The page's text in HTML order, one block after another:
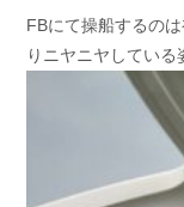
FBにて操船するの
りニヤニヤしてい